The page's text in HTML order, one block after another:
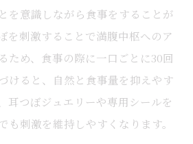
を意識しながら食事をすることが
を刺激することで満腹中枢へのア
ため、食事の際に一口ごとに30回
けると、自然と食事量を抑えやす
耳つぼジュエリーや専用シールを
も刺激を維持しやすくなります。